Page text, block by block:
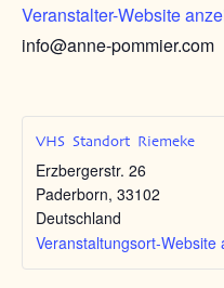
Veranstalter-Website
info@anne-pommier.com
VHS Standort Riemeke
Erzbergerstr. 26
Paderborn, 33102
Deutschland
Veranstaltungsort-Website